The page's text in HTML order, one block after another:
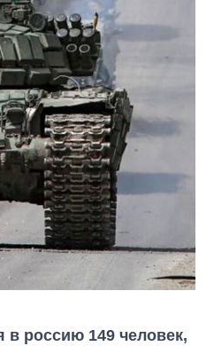
в россию 149 человек,